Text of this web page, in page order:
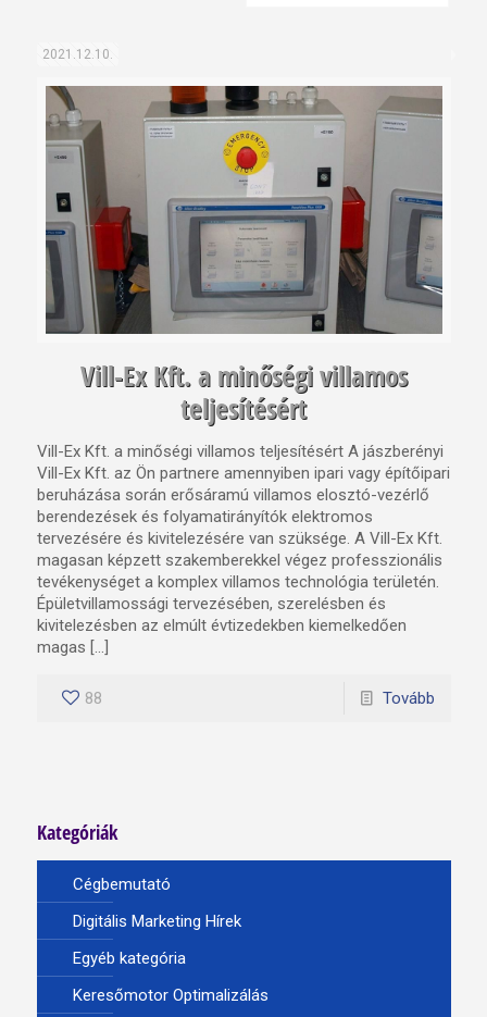
2021.12.10.
Vill-Ex Kft. a minőségi villamos
teljesítésért
Vill-Ex Kft. a minőségi villamos teljesítésért A jászberényi
Vill-Ex Kft. az Ön partnere amennyiben ipari vagy építőipari
beruházása során erősáramú villamos elosztó-vezérlő
berendezések és folyamatirányítók elektromos
tervezésére és kivitelezésére van szüksége. A Vill-Ex Kft.
magasan képzett szakemberekkel végez professzionális
tevékenységet a komplex villamos technológia területén.
Épületvillamossági tervezésében, szerelésben és
kivitelezésben az elmúlt évtizedekben kiemelkedően
magas […]
88 Tovább
Kategóriák
Cégbemutató
Digitális Marketing Hírek
Egyéb kategória
Keresőmotor Optimalizálás